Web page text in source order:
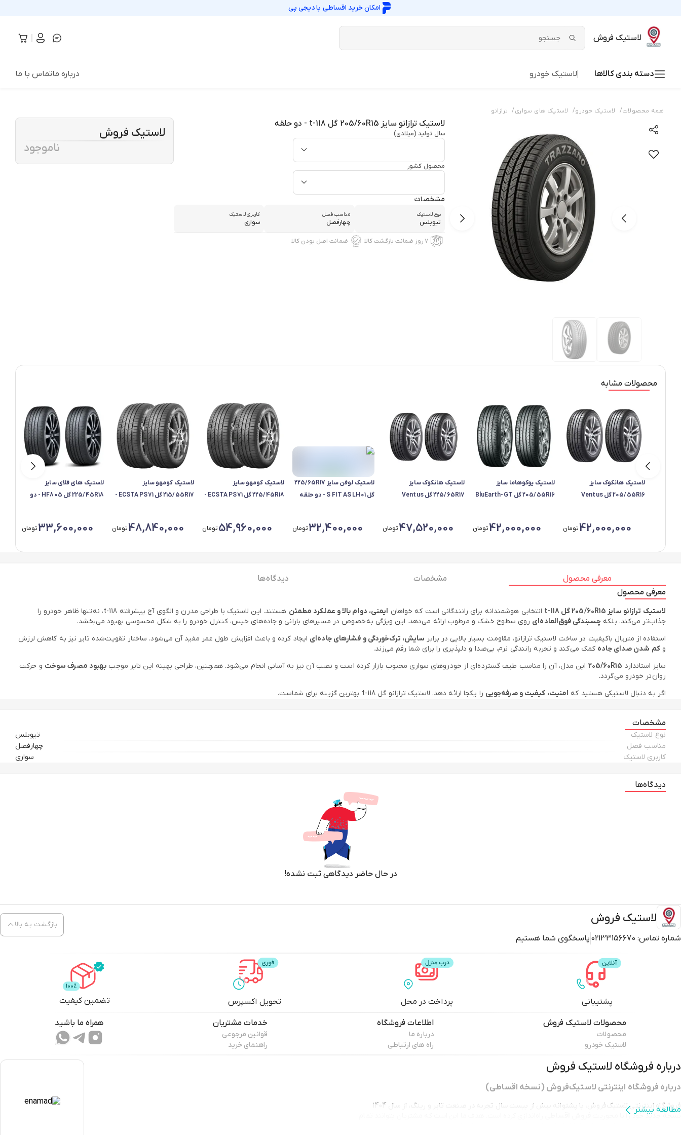
امکان خرید اقساطی بادیجی پی
لاستیک فروش
دسته بندی کالاها لاستیک خودرو درباره ماتماس با ما
همه محصولات/ لاستیک خودرو/ لاستیک های سواری/ ترازانو
لاستیک ترازانو سایز 205/60R15 گل t-118 - دو حلقه
سال تولید (میلادی)
محصول کشور
مشخصات
نوع لاستیک
تیوبلس
مناسب فصل
چهارفصل
کاربری لاستیک
سواری
۷ روز ضمانت بازگشت کالا ضمانت اصل بودن کالا
لاستیک فروش
ناموجود
محصولات مشابه
لاستیک هانکوک سایز
205/55R16 گل Ventus
42,000,000تومان
لاستیک یوکوهاما سایز
205/55R16 گل BluEarth-GT
42,000,000تومان
لاستیک هانکوک سایز
225/65R17 گل Ventus
47,520,000تومان
لاستیک لوفن سایز 225/65R17
گل S FIT AS LH01 - دو حلقه
32,400,000تومان
لاستیک کومهو سایز
225/45R18 گل ECSTA PS71 -
54,960,000تومان
لاستیک کومهو سایز
215/55R17 گل ECSTA PS71 -
48,840,000تومان
لاستیک های فلای سایز
225/45R18 گل HF805 - دو
33,600,000تومان
معرفی محصول مشخصات
دیدگاه ها
معرفی محصول
لاستیک ترازانو سایز 205/60R15 گل t-118 انتخابی هوشمندانه برای رانندگانی است که خواهان ایمنی، دوام بالا و عملکرد مطمئن
هستند. این لاستیک با طراحی مدرن و الگوی آج پیشرفته t-118، نه‌تنها ظاهر خودرو را
جذاب‌تر می‌کند، بلکه چسبندگی فوق‌العاده‌ای روی سطوح خشک و مرطوب ارائه می‌دهد. این ویژگی به‌خصوص در مسیرهای بارانی و جاده‌های خیس، کنترل خودرو را به شکل محسوسی بهبود می‌بخشد.
استفاده از متریال باکیفیت در ساخت لاستیک ترازانو، مقاومت بسیار بالایی در برابر سایش، ترک‌خوردگی و فشارهای جاده‌ای ایجاد کرده و باعث افزایش طول عمر مفید آن می‌شود. ساختار تقویت‌شده تایر نیز به کاهش لرزش
وکم شدن صدای جاده کمک می‌کند و تجربه رانندگی نرم، بی‌صدا و دلپذیری را برای شما رقم می‌زند.
سایز استاندارد 205/60R15 این مدل، آن را مناسب طیف گسترده‌ای از خودروهای سواری محبوب بازار کرده است و نصب آن نیز به آسانی انجام می‌شود. همچنین، طراحی بهینه این تایر موجب بهبود مصرف سوخت و حرکت
روان‌تر خودرو می‌گردد.
اگر به دنبال لاستیکی هستید که امنیت، کیفیت و صرفه‌جویی را یکجا ارائه دهد، لاستیک ترازانو گل t-118 بهترین گزینه برای شماست.
مشخصات
نوع لاستیک
تیوبلس
مناسب فصل
چهارفصل
کاربری لاستیک
سواری
دیدگاه‌ها
در حال حاضر دیدگاهی ثبت نشده!
لاستیک فروش
شماره تماس: 02133156670 پاسخگوی شما هستیم
بازگشت به بالا
پشتیبانی پرداخت در محل تحویل اکسپرس تضمین کیفیت
محصولات لاستیک فروش
محصولات
لاستیک خودرو
اطلاعات فروشگاه
درباره ما
راه های ارتباطی
خدمات مشتریان
قوانین مرجوعی
راهنمای خرید
همراه ما باشید
درباره فروشگاه لاستیک فروش
درباره فروشگاه اینترنتی لاستیک‌فروش (نسخه اقساطی)
فروشگاه اینترنتی لاستیک‌فروش، با پشتوانه بیش از بیست سال تجربه در صنعت تایر و رینگ، از سال 1404
نسخه جدید خود را با محوریت
مطالعه بیشتر